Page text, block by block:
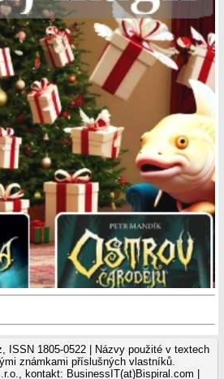
ISSN 1805-0522 | Názvy použité v textech
známkami příslušných vlastníků.
kontakt: BusinessIT(at)Bispiral.com |